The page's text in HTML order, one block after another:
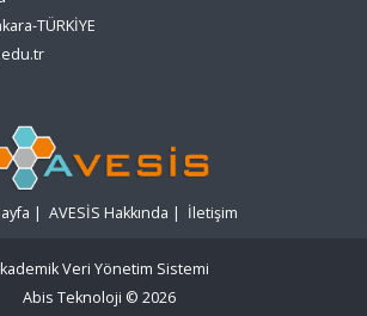
TÜRKİYE
| AVESİS Hakkında | İletişim
Veri Yönetim Sistemi
Abis Teknoloji © 2026